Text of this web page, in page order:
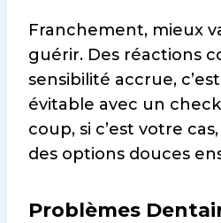
Franchement, mieux
guérir. Des réactions
sensibilité accrue,
évitable avec un
coup, si c’est votre
des options douces
Problèmes